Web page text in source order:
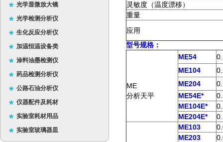
光学显微放大镜
光学检测分析仪
生化反应分析仪
加温恒温设备类
涂料油墨检测仪
药品检测分析仪
公路石油分析仪
仪器配件及耗材
实验室耗材用品
实验室玻璃器皿
灵敏度（温度漂移）
重量
应用
型号规格：
ME
分析天平
ME54
ME104
ME204
ME54E*
ME104E*
ME204E*
ME103
ME203